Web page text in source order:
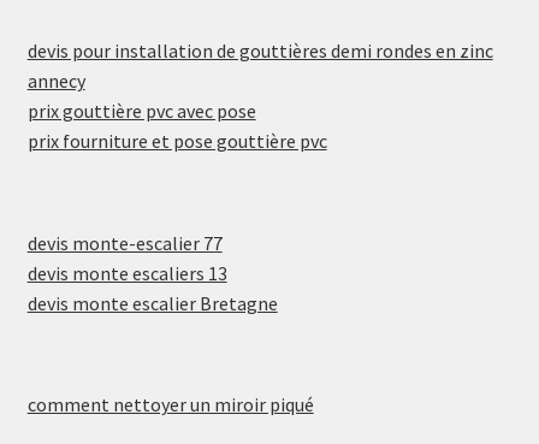
devis pour installation de gouttières demi rondes en zinc
annecy
prix gouttière pvc avec pose
prix fourniture et pose gouttière pvc
devis monte-escalier 77
devis monte escaliers 13
devis monte escalier Bretagne
comment nettoyer un miroir piqué